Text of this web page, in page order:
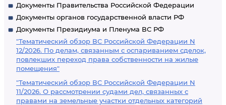
Документы Правительства Российской Федерации
Документы органов государственной власти РФ
Документы Президиума и Пленума ВС РФ
"Тематический обзор ВС Российской Федерации N
12/2026. По делам, связанным с оспариванием сделок,
повлекших переход права собственности на жилые
помещения"
"Тематический обзор ВС Российской Федерации N
11/2026. О рассмотрении судами дел, связанных с
правами на земельные участки отдельных категорий